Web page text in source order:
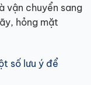
vận chuyển sang
hỏng mặt
số lưu ý để